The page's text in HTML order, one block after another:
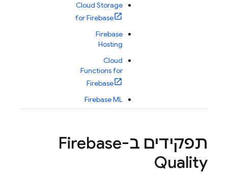
Cloud Storage
for Firebase
Firebase
Hosting
Cloud
Functions for
Firebase
Firebase ML
תפקידים ב-Firebase
Quality